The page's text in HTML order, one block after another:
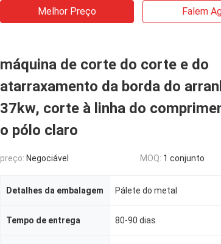
Melhor Preço Falem
máquina de corte do corte e do
atarraxamento da borda do
37kw, corte à linha do
o pólo claro
preço: Negociável MOQ: 1 conjunto
Detalhes da embalagem Pálete do metal
Tempo de entrega 80-90 dias